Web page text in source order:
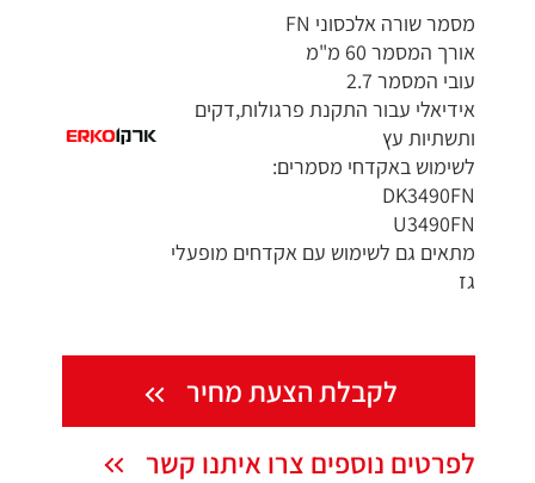
מסמר שורה אלכסוני FN
אורך המסמר 60 מ"מ
עובי המסמר 2.7
אידיאלי עבור התקנת פרגולות,דקים
ותשתיות עץ
לשימוש באקדחי מסמרים:
DK3490FN
U3490FN
מתאים גם לשימוש עם אקדחים מופעלי
גז
לקבלת הצעת מחיר
לפרטים נוספים צרו איתנו קשר